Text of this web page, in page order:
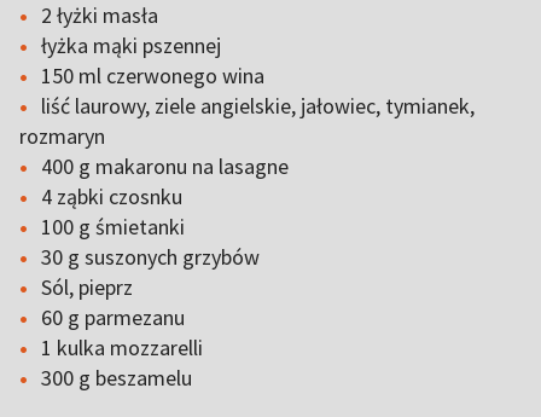
2 łyżki masła
łyżka mąki pszennej
150 ml czerwonego wina
liść laurowy, ziele angielskie, jałowiec, tymianek,
rozmaryn
400 g makaronu na lasagne
4 ząbki czosnku
100 g śmietanki
30 g suszonych grzybów
Sól, pieprz
60 g parmezanu
1 kulka mozzarelli
300 g beszamelu